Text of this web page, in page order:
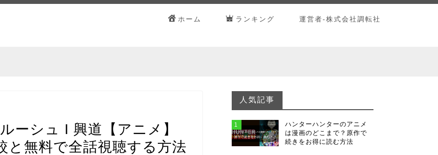
ホーム ランキング 運営者-株式会社調転社
ーシュ I 興道【アニメ】
と無料で全話視聴する方法
人気記事
1
ハンターハンターのアニメ
は漫画のどこまで？原作で
続きをお得に読む方法